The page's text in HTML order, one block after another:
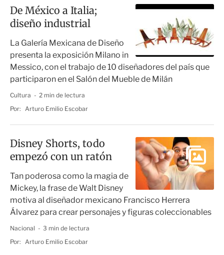
De México a Italia;
diseño industrial
La Galería Mexicana de Diseño
presenta la exposición Milano in
Messico, con el trabajo de 10 diseñadores del país que
participaron en el Salón del Mueble de Milán
Cultura
2 min de lectura
Por: Arturo Emilio Escobar
Disney Shorts, todo
empezó con un ratón
Tan poderosa como la magia de
Mickey, la frase de Walt Disney
motiva al diseñador mexicano Francisco Herrera
Álvarez para crear personajes y figuras coleccionables
Nacional
3 min de lectura
Por: Arturo Emilio Escobar